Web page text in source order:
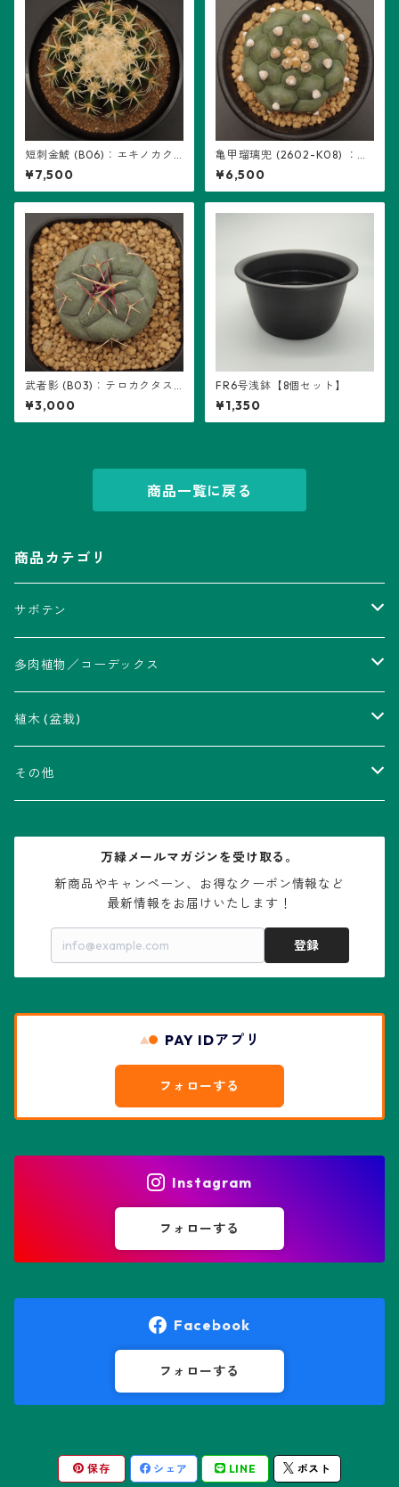
短刺金鯱 (B06)：エキノカク
タス属 ※実生
¥7,500
亀甲瑠璃兜 (2602-K08) ：ア
ストロフィツム属 ※実生
¥6,500
武者影 (B03)：テロカクタス
属 ※実生
¥3,000
FR6号浅鉢【8個セット】
¥1,350
商品一覧に戻る
商品カテゴリ
サボテン
アストロフィツム属
瑠璃兜錦、兜丸錦
V-type兜
リザード・スキン兜
花園兜
アリオカルプス属
ウィギンシア属
エキノケレウス属
エキノプシス属
エリオシケ属
オレオケレウス属
friedrichii LB 2178
キリンドロオプンチア属
多肉植物／コーデックス
アカベ属
アロエ属
コノフィツム属
センナ属
パキポディウム属
フェネストラリア属
プセウドリトス属
ユーフォルビア属
植木 (盆栽)
ムクロジ科：カエデ属
その他
水石・景石
万緑メールマガジンを受け取る。
新商品やキャンペーン、お得なクーポン情報など
最新情報をお届けいたします！
登録
PAY IDアプリ
フォローする
Instagram
フォローする
Facebook
フォローする
保存 シェア LINE ポスト